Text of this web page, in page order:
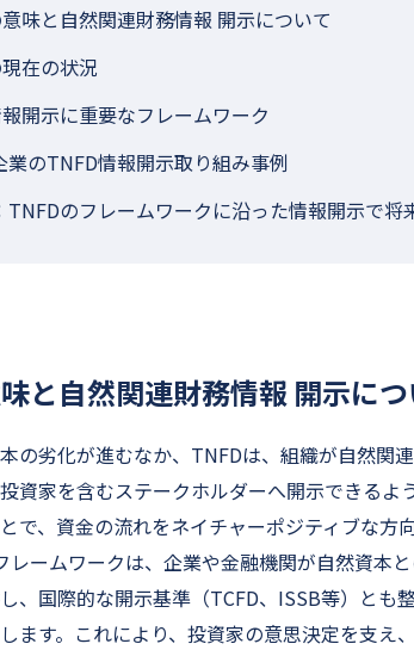
味と自然関連財務情報 開示について
在の状況
開示に重要なフレームワーク
業のTNFD情報開示取り組み事例
TNFDのフレームワークに沿った情報開示で将
と自然関連財務情報 開示につ
の劣化が進むなか、TNFDは、組織が自然関
資家を含むステークホルダーへ開示できるよ
で、資金の流れをネイチャーポジティブな方
レームワークは、企業や金融機関が自然資本
、国際的な開示基準（TCFD、ISSB等）とも
ます。これにより、投資家の意思決定を支え